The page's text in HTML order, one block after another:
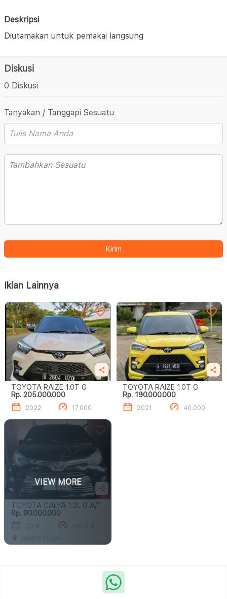
Deskripsi
Diutamakan untuk pemakai langsung
Diskusi
0 Diskusi
Tanyakan / Tanggapi Sesuatu
Kirim
Iklan Lainnya
TOYOTA RAIZE 1.0T G
Rp. 205.000.000
2022 17.000
TOYOTA RAIZE 1.0T G
Rp. 190.000.000
2021 40.000
TOYOTA CALYA 1.2L G A/T
Rp. 90.000.000
VIEW MORE